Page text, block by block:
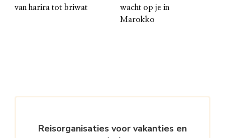
van harira tot briwat
wacht op je in
Marokko
Reisorganisaties voor vakanties en